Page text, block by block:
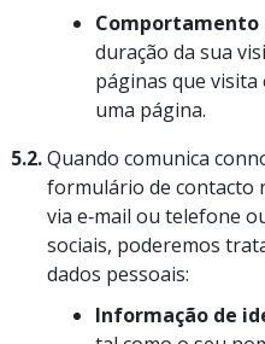
Comportamento
duração da sua
páginas que visita
uma página.
5.2.Quando comunica
formulário de contacto
via e‑mail ou telefone
sociais, poderemos
dados pessoais:
Informação de